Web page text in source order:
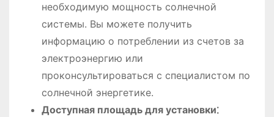
необходимую мощность солнечной
системы. Вы можете получить
информацию о потреблении из счетов за
электроэнергию или
проконсультироваться с специалистом по
солнечной энергетике.
Доступная площадь для установки⁚